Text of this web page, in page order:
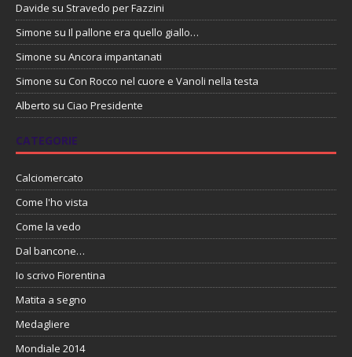
Davide su Stravedo per Fazzini
Simone su Il pallone era quello giallo…
Simone su Ancora impantanati
Simone su Con Rocco nel cuore e Vanoli nella testa
Alberto su Ciao Presidente
CATEGORIE
Calciomercato
Come l'ho vista
Come la vedo
Dal bancone…
Io scrivo Fiorentina
Matita a segno
Medagliere
Mondiale 2014